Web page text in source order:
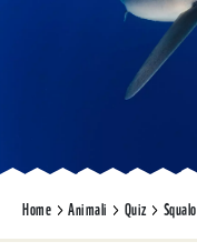
Home Animali Quiz Squalo